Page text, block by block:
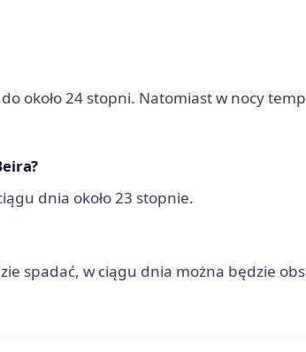
około 24 stopni. Natomiast w nocy
dnia około 23 stopnie.
spadać, w ciągu dnia można będzie